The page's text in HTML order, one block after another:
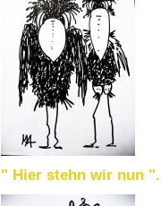
" Hier stehn wir nun